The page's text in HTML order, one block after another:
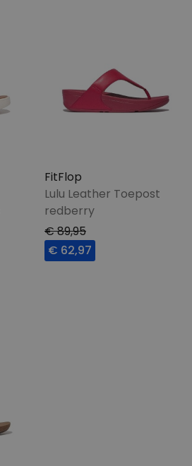
FitFlop
Lulu Leather Toepost
redberry
€ 89,95
€ 62,97